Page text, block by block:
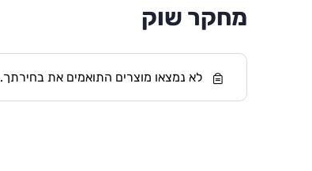
מחקר שוק
לא נמצאו מוצרים התואמים את בחירתך.